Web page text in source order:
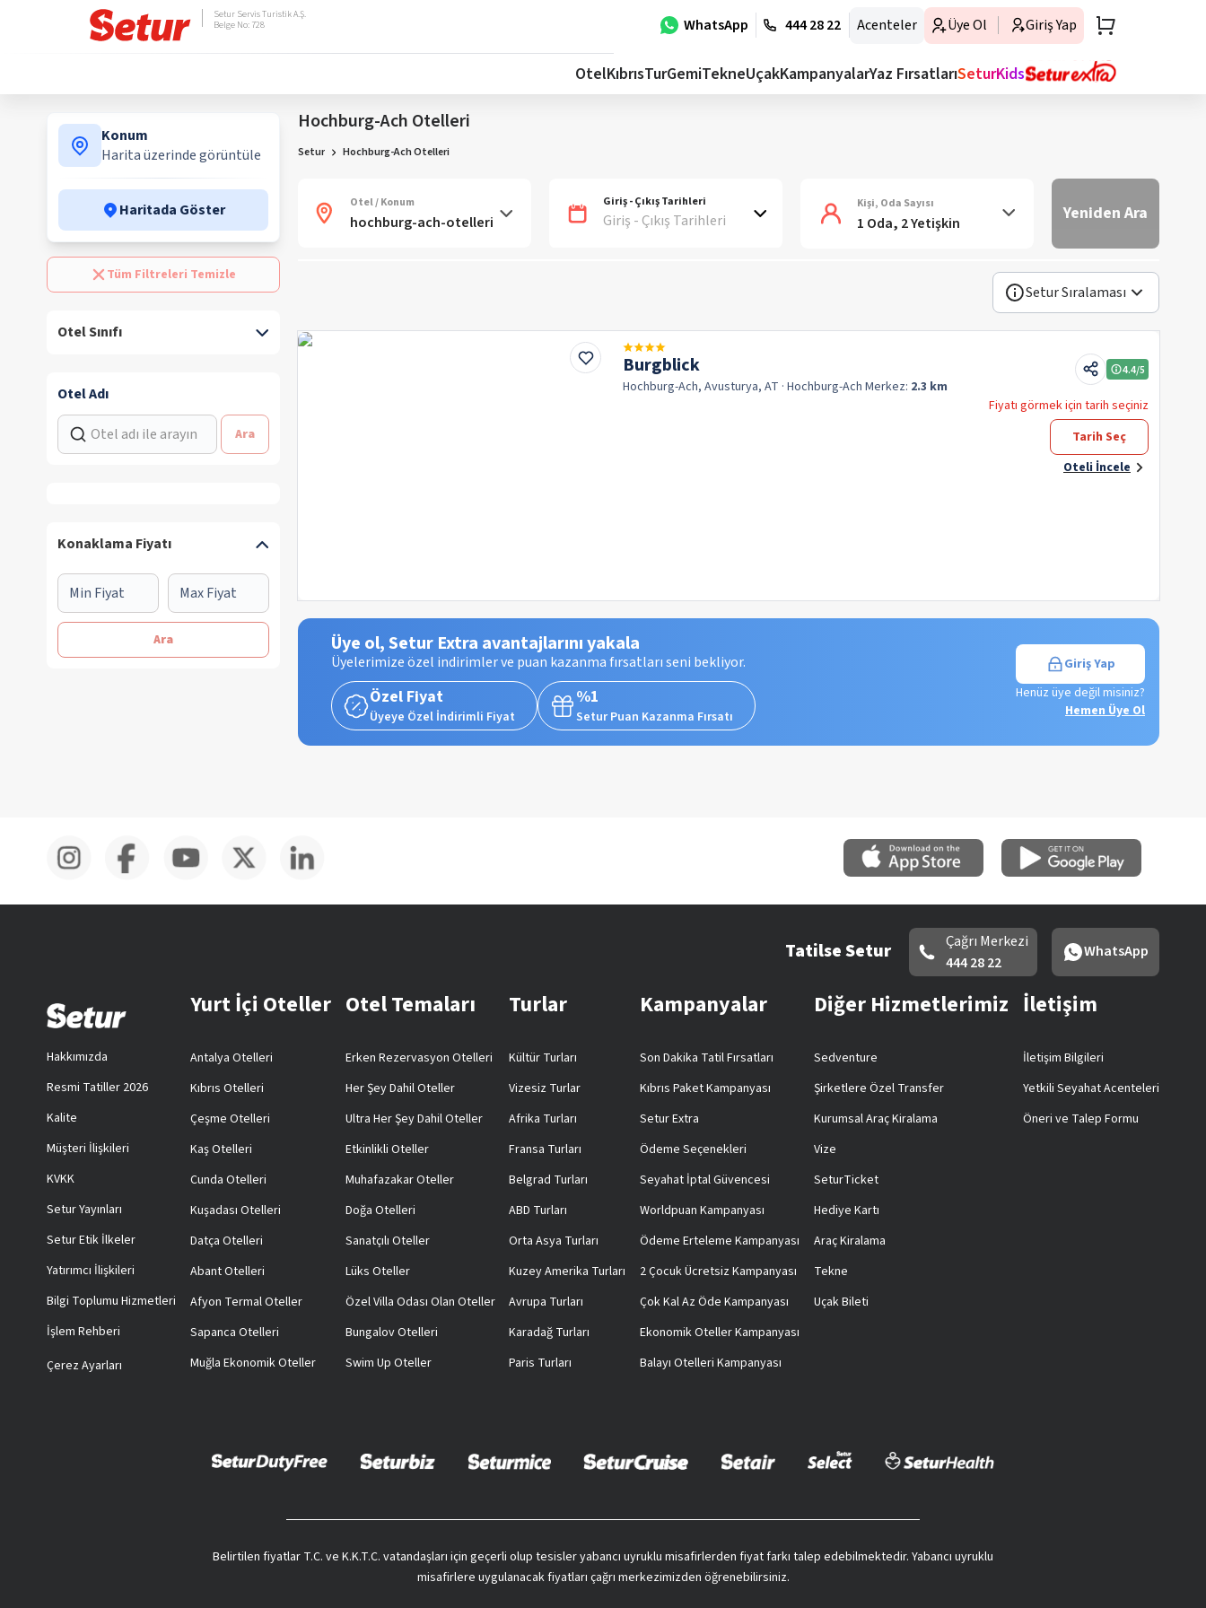
WhatsApp 444 28 22 Acenteler Üye Ol Giriş Yap
Setur Servis Turistik A.Ş.
Belge No: 728
OtelKıbrısTurGemiTekneUçakKampanyalarYaz FırsatlarıSeturKids
Konum
Harita üzerinde görüntüle
Haritada Göster
Tüm Filtreleri Temizle
Otel Sınıfı
Otel Adı
Ara
Konaklama Fiyatı
Ara
Hochburg-Ach Otelleri
Setur Hochburg-Ach Otelleri
Otel / Konum Giriş - Çıkış Tarihleri
Giriş - Çıkış Tarihleri
Kişi, Oda Sayısı
1 Oda, 2 Yetişkin Yeniden Ara
Setur Sıralaması
Burgblick
Hochburg-Ach, Avusturya, AT · Hochburg-Ach Merkez: 2.3 km
4.4/5
Fiyatı görmek için tarih seçiniz
Tarih Seç
Oteli İncele
Üye ol, Setur Extra avantajlarını yakala
Üyelerimize özel indirimler ve puan kazanma fırsatları seni bekliyor.
Özel Fiyat
Üyeye Özel İndirimli Fiyat
%1
Setur Puan Kazanma Fırsatı
Giriş Yap
Henüz üye değil misiniz?
Hemen Üye Ol
Tatilse Setur
Çağrı Merkezi
444 28 22
WhatsApp
Hakkımızda
Resmi Tatiller 2026
Kalite
Müşteri İlişkileri
KVKK
Setur Yayınları
Setur Etik İlkeler
Yatırımcı İlişkileri
Bilgi Toplumu Hizmetleri
İşlem Rehberi
Çerez Ayarları
Yurt İçi Oteller
Antalya Otelleri
Kıbrıs Otelleri
Çeşme Otelleri
Kaş Otelleri
Cunda Otelleri
Kuşadası Otelleri
Datça Otelleri
Abant Otelleri
Afyon Termal Oteller
Sapanca Otelleri
Muğla Ekonomik Oteller
Otel Temaları
Erken Rezervasyon Otelleri
Her Şey Dahil Oteller
Ultra Her Şey Dahil Oteller
Etkinlikli Oteller
Muhafazakar Oteller
Doğa Otelleri
Sanatçılı Oteller
Lüks Oteller
Özel Villa Odası Olan Oteller
Bungalov Otelleri
Swim Up Oteller
Turlar
Kültür Turları
Vizesiz Turlar
Afrika Turları
Fransa Turları
Belgrad Turları
ABD Turları
Orta Asya Turları
Kuzey Amerika Turları
Avrupa Turları
Karadağ Turları
Paris Turları
Kampanyalar
Son Dakika Tatil Fırsatları
Kıbrıs Paket Kampanyası
Setur Extra
Ödeme Seçenekleri
Seyahat İptal Güvencesi
Worldpuan Kampanyası
Ödeme Erteleme Kampanyası
2 Çocuk Ücretsiz Kampanyası
Çok Kal Az Öde Kampanyası
Ekonomik Oteller Kampanyası
Balayı Otelleri Kampanyası
Diğer Hizmetlerimiz
Sedventure
Şirketlere Özel Transfer
Kurumsal Araç Kiralama
Vize
SeturTicket
Hediye Kartı
Araç Kiralama
Tekne
Uçak Bileti
İletişim
İletişim Bilgileri
Yetkili Seyahat Acenteleri
Öneri ve Talep Formu
Belirtilen fiyatlar T.C. ve K.K.T.C. vatandaşları için geçerli olup tesisler yabancı uyruklu misafirlerden fiyat farkı talep edebilmektedir. Yabancı uyruklu
misafirlere uygulanacak fiyatları çağrı merkezimizden öğrenebilirsiniz.